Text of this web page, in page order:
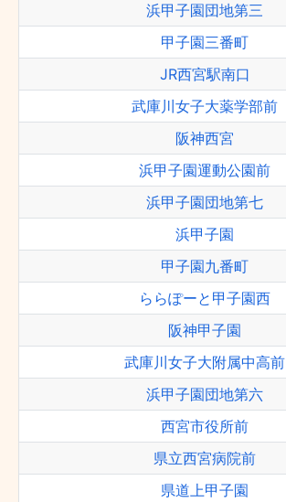
浜甲子園団地第三
甲子園三番町
JR西宮駅南口
武庫川女子大薬学部前
阪神西宮
浜甲子園運動公園前
浜甲子園団地第七
浜甲子園
甲子園九番町
ららぽーと甲子園西
阪神甲子園
武庫川女子大附属中高前
浜甲子園団地第六
西宮市役所前
県立西宮病院前
県道上甲子園